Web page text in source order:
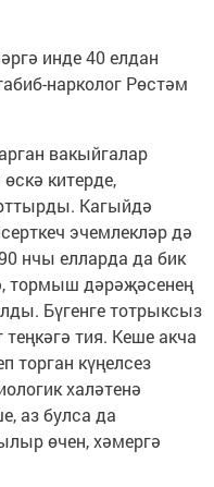
инде 40 елдан
нарколог Рөстәм
вакыйгалар
китерде,
Кагыйдә
эчемлекләр дә
нчы елларда да бик
тормыш дәрәҗәсенең
Бүгенге тотрыксыз
тия. Кеше акча
торган күңелсез
халәтенә
аз булса да
өчен, хәмергә